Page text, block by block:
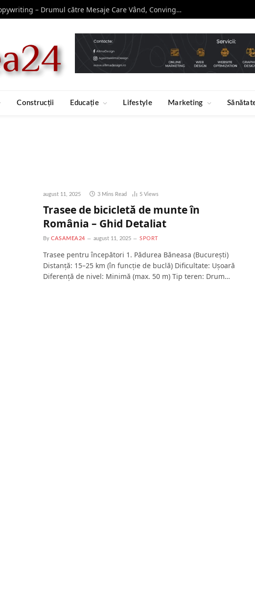
Curs de Copywriting – Drumul către Mesaje Care Vând, Conving și Construiesc Branduri Puternice
Construcții Educație Lifestyle Marketing
august 11, 2025 3 Mins Read 5 Views
Trasee de bicicletă de munte în
România – Ghid Detaliat
By CASAMEA24 august 11, 2025 SPORT
Trasee pentru începători 1. Pădurea Băneasa (București)
Distanță: 15–25 km (în funcție de buclă) Dificultate: Ușoară
Diferență de nivel: Minimă (max. 50 m) Tip teren: Drum…